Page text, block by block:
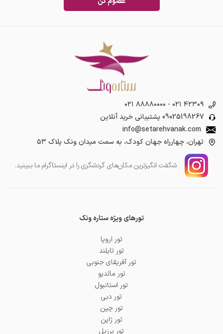
۰۲۱ ۸۸۸۸۰۰۰۰ - ۰۲۱ ۴۲۳۰۹
09025198267 پشتیبانی خرید آنلاین
info@setarehvanak.com
تهران، چهارراه جهان کودک، به سمت میدان ونک پلاک ۵۳
شگفت انگیز‌ترین مکان‌های گردشگری را در اینستاگرام ما ببینید.
تورهای ویژه ستاره ونک
تور اروپا
تور تایلند
تور آفریقای جنوبی
تور مالدیو
تور استانبول
تور دبی
تور چین
تور ژاپن
تور برزیل